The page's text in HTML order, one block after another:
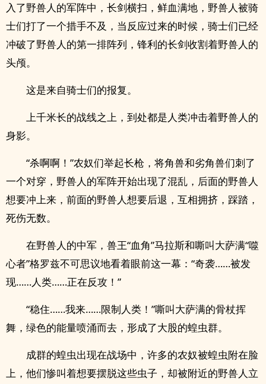
入了野兽人的军阵中，长剑横扫，鲜血满地，野兽人被骑
士们打了一个措手不及，当反应过来的时候，骑士们已经
冲破了野兽人的第一排阵列，锋利的长剑收割着野兽人的
头颅。
这是来自骑士们的报复。
上千米长的战线之上，到处都是人类冲击着野兽人的
身影。
“杀啊啊！”农奴们举起长枪，将角兽和劣角兽们刺了
一个对穿，野兽人的军阵开始出现了混乱，后面的野兽人
想要冲上来，前面的野兽人想要后退，互相拥挤，踩踏，
死伤无数。
在野兽人的中军，兽王“血角”马拉斯和嘶叫大萨满“噬
心者”格罗兹不可思议地看着眼前这一幕：“奇袭……被发
现……人类……正在反攻！”
“稳住……我来……限制人类！”嘶叫大萨满的骨杖挥
舞，绿色的能量喷涌而去，形成了大股的蝗虫群。
成群的蝗虫出现在战场中，许多的农奴被蝗虫附在脸
上，他们惨叫着想要摆脱这些虫子，却被附近的野兽人立